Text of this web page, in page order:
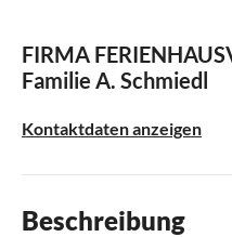
FIRMA
Familie A. Schmiedl
Kontaktdaten anzeigen
Beschreibung